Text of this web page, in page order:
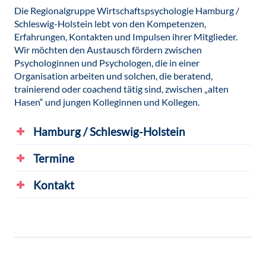
willkommen.
Die Termine der Landesgruppe
Mitteldeutschland sind hierveröffentlicht.
Die Regionalgruppe Wirtschaftspsychologie Hamburg /
Schleswig-Holstein lebt von den Kompetenzen,
Erfahrungen, Kontakten und Impulsen ihrer Mitglieder.
Wir möchten den Austausch fördern zwischen
Psychologinnen und Psychologen, die in einer
Organisation arbeiten und solchen, die beratend,
trainierend oder coachend tätig sind, zwischen „alten
Hasen“ und jungen Kolleginnen und Kollegen.
Hamburg / Schleswig-Holstein
Die Regionalgruppe Wirtschaftspsychologie
Hamburg / Schleswig-Holstein lebt von den
Kompetenzen, Erfahrungen, Kontakten und
Impulsen ihrer Mitglieder. Wir möchten den
Austausch fördern zwischen Psychologinnen
oder coachend tätig sind, zwischen „alten Hasen“
Termine
Sie sind herzlich eingeladen, mit Ihrem Beitrag
einen Termin zu gestalten
Kontakt
Kontakt
E-Mail: wp.rg.hh.sh@bdp-hh.org